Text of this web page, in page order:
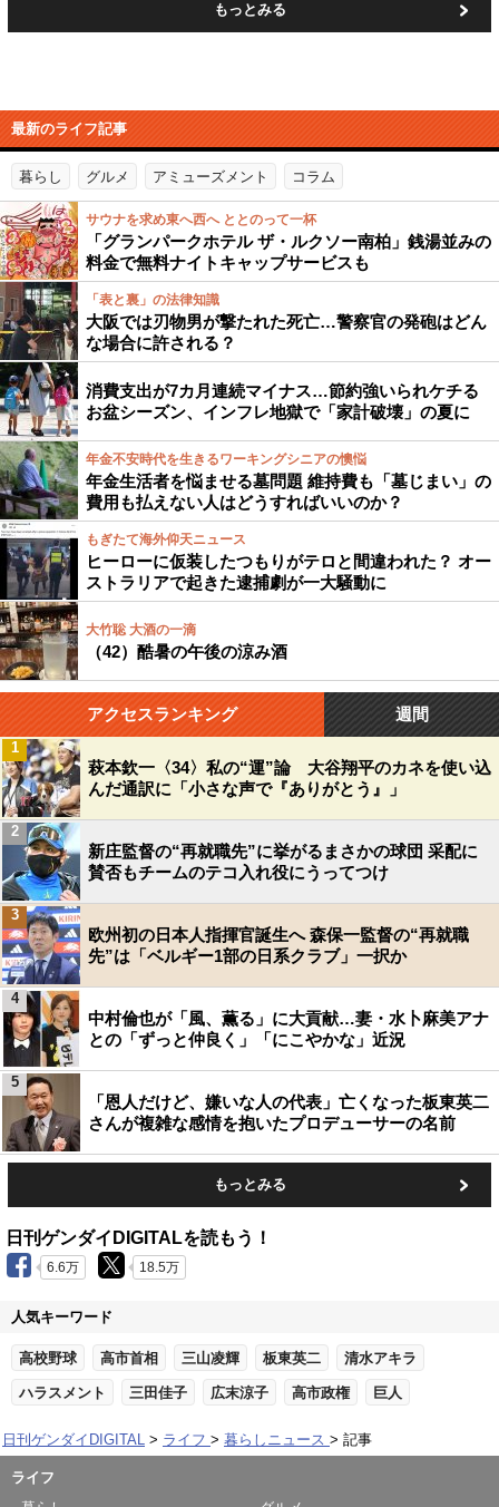
もっとみる
最新のライフ記事
暮らし グルメ アミューズメント コラム
サウナを求め東へ西へ ととのって一杯
「グランパークホテル ザ・ルクソー南柏」銭湯並みの
料金で無料ナイトキャップサービスも
「表と裏」の法律知識
大阪では刃物男が撃たれた死亡…警察官の発砲はどん
な場合に許される？
消費支出が7カ月連続マイナス…節約強いられケチる
お盆シーズン、インフレ地獄で「家計破壊」の夏に
年金不安時代を生きるワーキングシニアの懊悩
年金生活者を悩ませる墓問題 維持費も「墓じまい」の
費用も払えない人はどうすればいいのか？
もぎたて海外仰天ニュース
ヒーローに仮装したつもりがテロと間違われた？ オー
ストラリアで起きた逮捕劇が一大騒動に
大竹聡 大酒の一滴
（42）酷暑の午後の涼み酒
アクセスランキング 週間
萩本欽一〈34〉私の“運”論 大谷翔平のカネを使い込
んだ通訳に「小さな声で『ありがとう』」
1
新庄監督の“再就職先”に挙がるまさかの球団 采配に
賛否もチームのテコ入れ役にうってつけ
2
欧州初の日本人指揮官誕生へ 森保一監督の“再就職
先”は「ベルギー1部の日系クラブ」一択か
3
中村倫也が「風、薫る」に大貢献…妻・水卜麻美アナ
との「ずっと仲良く」「にこやかな」近況
4
「恩人だけど、嫌いな人の代表」亡くなった板東英二
さんが複雑な感情を抱いたプロデューサーの名前
5
もっとみる
日刊ゲンダイDIGITALを読もう！
6.6万 18.5万
人気キーワード
高校野球 高市首相 三山凌輝 板東英二 清水アキラ
ハラスメント 三田佳子 広末涼子 高市政権 巨人
日刊ゲンダイDIGITAL ライフ 暮らしニュース 記事
ライフ